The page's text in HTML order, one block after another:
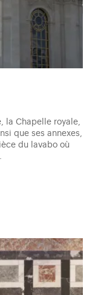
la Chapelle royale,
que ses annexes,
du lavabo où